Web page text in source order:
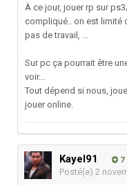
À ce jour, jouer rp sur
compliqué.. on est limité
pas de travail, ...
Sur pc ça pourrait être
voir...
Tout dépend si nous,
jouer online.
Kayel91 7
Posté(e) 2